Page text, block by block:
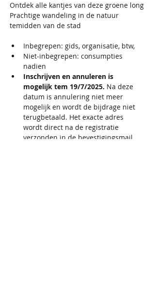
Ontdek alle kantjes van deze groene long
Prachtige wandeling in de natuur
temidden van de stad
Inbegrepen: gids, organisatie, btw,
Niet-inbegrepen: consumpties
nadien
Inschrijven en annuleren is
mogelijk tem 19/7/2025. Na deze
datum is annulering niet meer
mogelijk en wordt de bijdrage niet
terugbetaald. Het exacte adres
wordt direct na de registratie
verzonden in de bevestigingsmail.